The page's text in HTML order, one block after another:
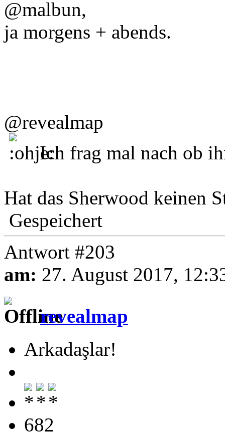
@malbun,
ja morgens + abends.
@revealmap
Ich frag mal nach ob
Hat das Sherwood keinen
Gespeichert
Antwort #203
am: 27. August 2017,
revealmap
Arkadaşlar!
682